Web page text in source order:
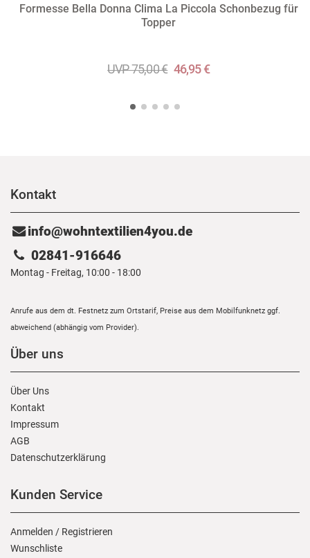
Formesse Bella Donna Clima La Piccola Schonbezug für
Topper
UVP 75,00 € 46,95 €
Kontakt
info@wohntextilien4you.de
02841-916646
Montag - Freitag, 10:00 - 18:00
Anrufe aus dem dt. Festnetz zum Ortstarif, Preise aus dem Mobilfunknetz ggf.
abweichend (abhängig vom Provider).
Über uns
Über Uns
Kontakt
Impressum
AGB
Daten­schutz­erklärung
Kunden Service
Anmelden / Registrieren
Wunschliste